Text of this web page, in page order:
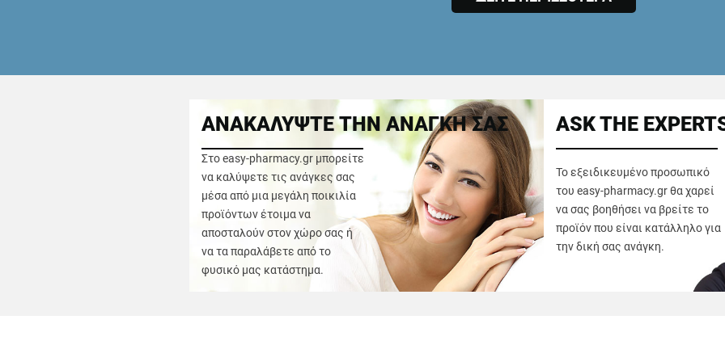
ΑΝΑΚΑΛΥΨΤΕ ΤΗΝ ΑΝΑΓΚΗ ΣΑΣ
Στο easy-pharmacy.gr μπορείτε
να καλύψετε τις ανάγκες σας
μέσα από μια μεγάλη ποικιλία
προϊόντων έτοιμα να
αποσταλούν στον χώρο σας ή
να τα παραλάβετε από το
φυσικό μας κατάστημα.
ASK THE
Το εξειδικευμένο προσωπικό
του easy-pharmacy.gr θα χαρεί
να σας βοηθήσει να βρείτε το
προϊόν που είναι κατάλληλο για
την δική σας ανάγκη.